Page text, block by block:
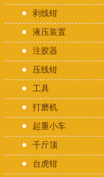
剥线钳
液压装置
注胶器
压线钳
工具
打磨机
起重小车
千斤顶
台虎钳